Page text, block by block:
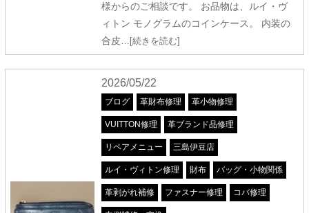
様からのご相談です。 お品物は、ルイ・ヴ
ィトン モノグラムのコインケース。 内装の
合皮…[続きを読む]
2026/05/22
ブログ 革財布修理 革小物修理
VUITTON修理 革ブランド品修理
リペアメニュー 三島伊豆店
ルイ・ヴィトン修理 財布 バッグ・小物関係
革剥がれ補修 ファスナー修理 コバ修理